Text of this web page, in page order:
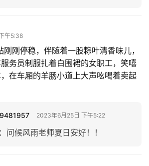
午5:38
刚刚停稳，伴随着一股粽叶清香味儿，
务员制服扎着白围裙的女职工，笑嘻
在车厢的羊肠小道上大声吆喝着卖起
2023年6月25日 下午5:22
： 问候风雨老师夏日安好！！